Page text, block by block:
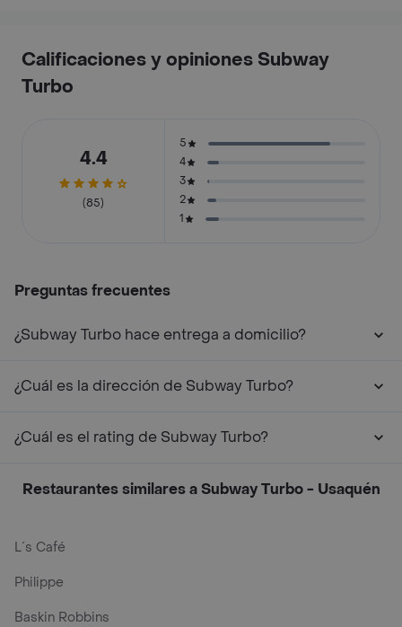
Calificaciones y opiniones Subway
Turbo
4.4
(85)
5
4
3
2
1
Preguntas frecuentes
¿Subway Turbo hace entrega a domicilio?
¿Cuál es la dirección de Subway Turbo?
¿Cuál es el rating de Subway Turbo?
Restaurantes similares a Subway Turbo - Usaquén
L´s Café
Philippe
Baskin Robbins